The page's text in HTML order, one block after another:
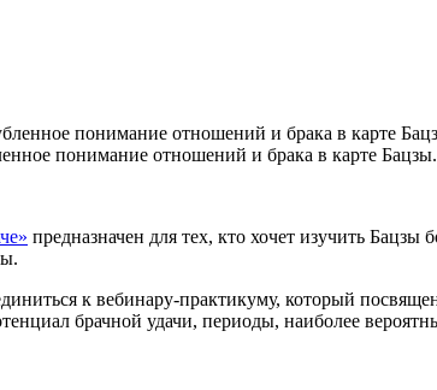
понимание отношений и брака в карте
предназначен для тех, кто хочет изучить
к вебинару-практикуму, который
брачной удачи, периоды, наиболее